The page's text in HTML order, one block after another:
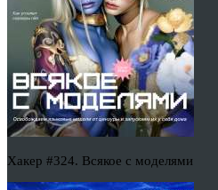
Хакер #324. Всякое с моделями